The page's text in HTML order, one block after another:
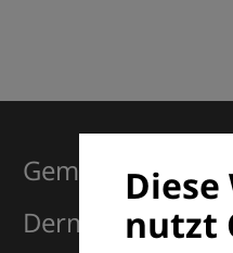
Diese
nutzt
Gemeinsam für
Dermatologie